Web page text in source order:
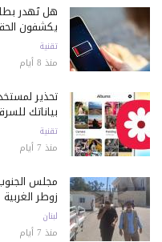
هل تُهدر
يكشفون
تقنية
منذ 8 أيام
تحذير
بياناتك
تقنية
منذ 7 أيام
مجلس
زوطر الغربية
لبنان
منذ 7 أيام